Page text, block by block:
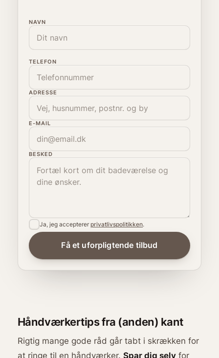
NAVN
TELEFON
ADRESSE
E-MAIL
BESKED
Ja, jeg accepterer privatlivspolitikken.
Håndværkertips fra (anden) kant
Rigtig mange gode råd går tabt i skrækken for
at ringe til en håndværker. Spar dig selvfor